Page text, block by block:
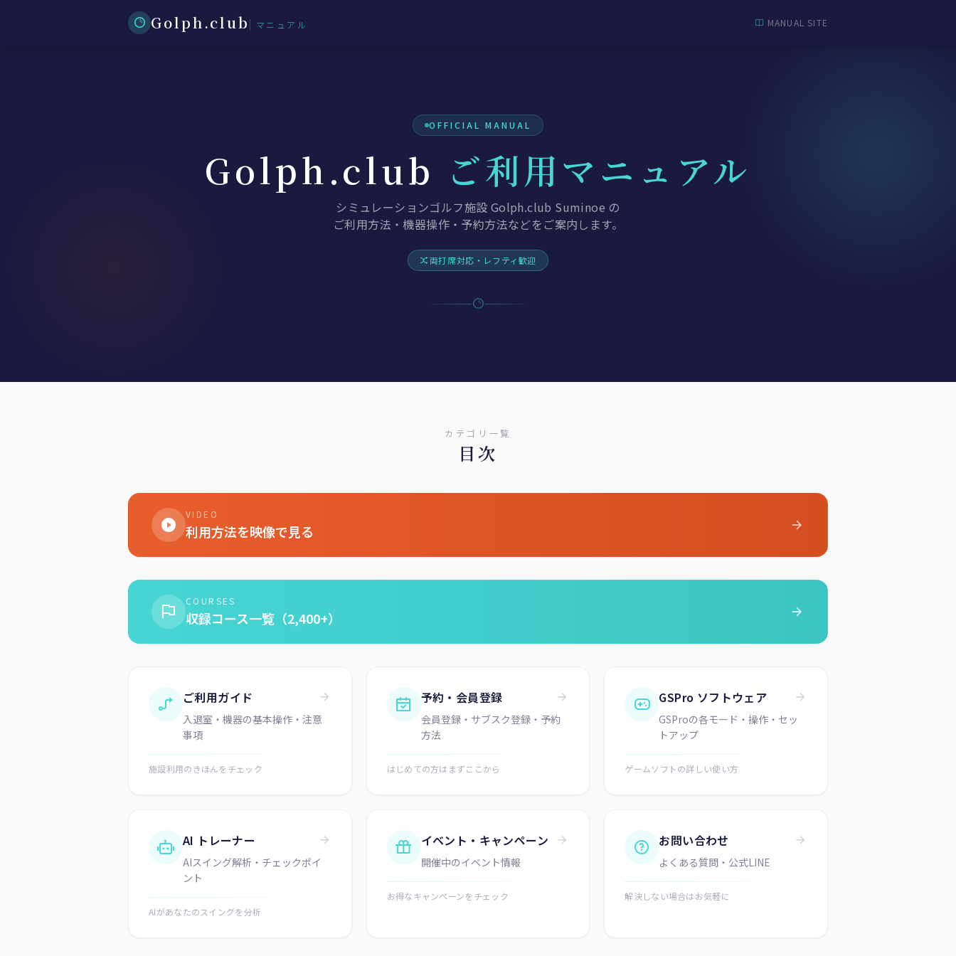
Golph.club マニュアル MANUAL SITE
OFFICIAL MANUAL
Golph.club ご利用マニュアル
シミュレーションゴルフ施設 Golph.club Suminoe の
ご利用方法・機器操作・予約方法などをご案内します。
両打席対応・レフティ歓迎
カテゴリ一覧
目次
VIDEO
利用方法を映像で見る
COURSES
収録コース一覧（2,400+）
ご利用ガイド
入退室・機器の基本操作・注意
事項
施設利用のきほんをチェック
予約・会員登録
会員登録・サブスク登録・予約
方法
はじめての方はまずここから
GSPro ソフトウェア
GSProの各モード・操作・セッ
トアップ
ゲームソフトの詳しい使い方
AI トレーナー
AIスイング解析・チェックポイ
ント
AIがあなたのスイングを分析
イベント・キャンペーン
開催中のイベント情報
お得なキャンペーンをチェック
お問い合わせ
よくある質問・公式LINE
解決しない場合はお気軽に